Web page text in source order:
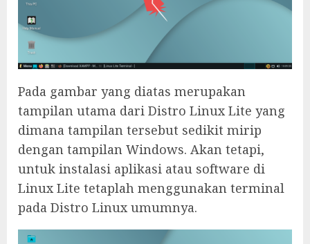
Pada gambar yang diatas merupakan
tampilan utama dari Distro Linux Lite yang
dimana tampilan tersebut sedikit mirip
dengan tampilan Windows. Akan tetapi,
untuk instalasi aplikasi atau software di
Linux Lite tetaplah menggunakan terminal
pada Distro Linux umumnya.